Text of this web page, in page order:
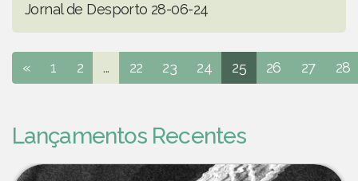
Jornal de Desporto 28-06-24
« 1 2 ... 22 23 24 25 26 27 28
Lançamentos Recentes